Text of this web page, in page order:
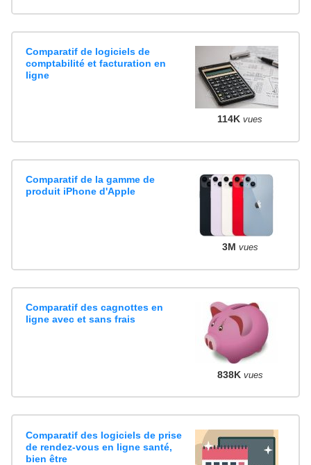
Comparatif de logiciels de
comptabilité et facturation en
ligne
114K vues
Comparatif de la gamme de
produit iPhone d'Apple
3M vues
Comparatif des cagnottes en
ligne avec et sans frais
838K vues
Comparatif des logiciels de prise
de rendez-vous en ligne santé,
bien être